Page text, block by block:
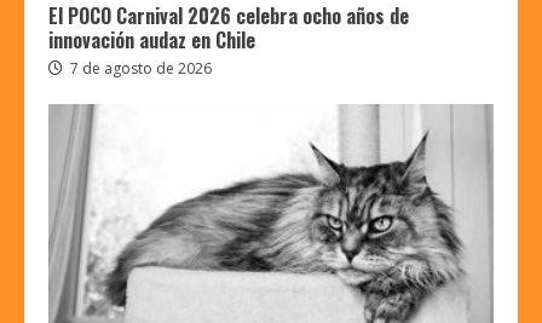
El POCO Carnival 2026 celebra ocho años de
innovación audaz en Chile
7 de agosto de 2026